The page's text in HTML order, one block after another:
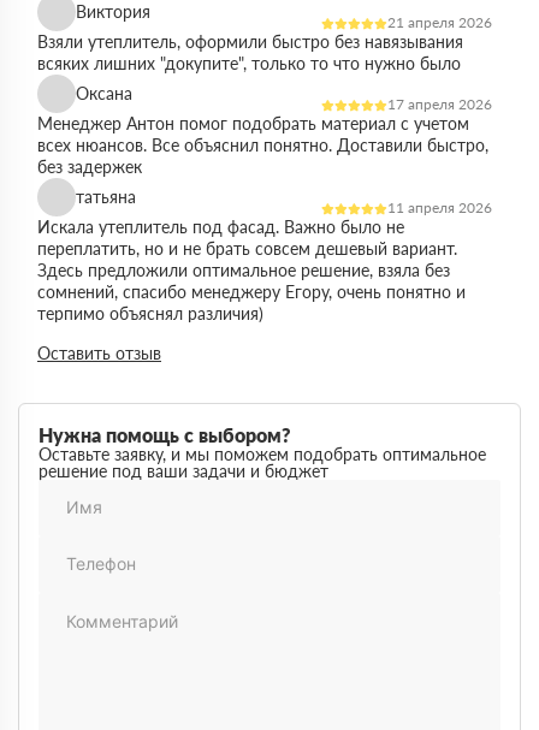
Виктория
21 апреля 2026
Взяли утеплитель, оформили быстро без навязывания
всяких лишних "докупите", только то что нужно было
Оксана
17 апреля 2026
Менеджер Антон помог подобрать материал с учетом
всех нюансов. Все объяснил понятно. Доставили быстро,
без задержек
татьяна
11 апреля 2026
Искала утеплитель под фасад. Важно было не
переплатить, но и не брать совсем дешевый вариант.
Здесь предложили оптимальное решение, взяла без
сомнений, спасибо менеджеру Егору, очень понятно и
терпимо объяснял различия)
Максим
03 марта 2026
Немного запутался в видах утеплителей но помогли
разобратсья, менеджеры быстро связались и помогли
Заказывал утеплитель для дачи. Объем небольшой, но
отношение нормальное, наверное будем заказывать еще
Оставить отзыв
Нужна помощь с выбором?
Оставьте заявку, и мы поможем подобрать оптимальное
решение под ваши задачи и бюджет